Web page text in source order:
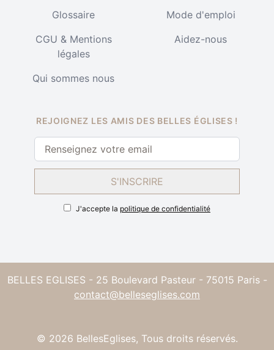
Glossaire
Mode d'emploi
CGU & Mentions
légales
Aidez-nous
Qui sommes nous
REJOIGNEZ LES AMIS DES BELLES ÉGLISES !
S'INSCRIRE
J'accepte la politique de confidentialité
BELLES EGLISES - 25 Boulevard Pasteur - 75015 Paris -
contact@belleseglises.com
© 2026 BellesEglises, Tous droits réservés.